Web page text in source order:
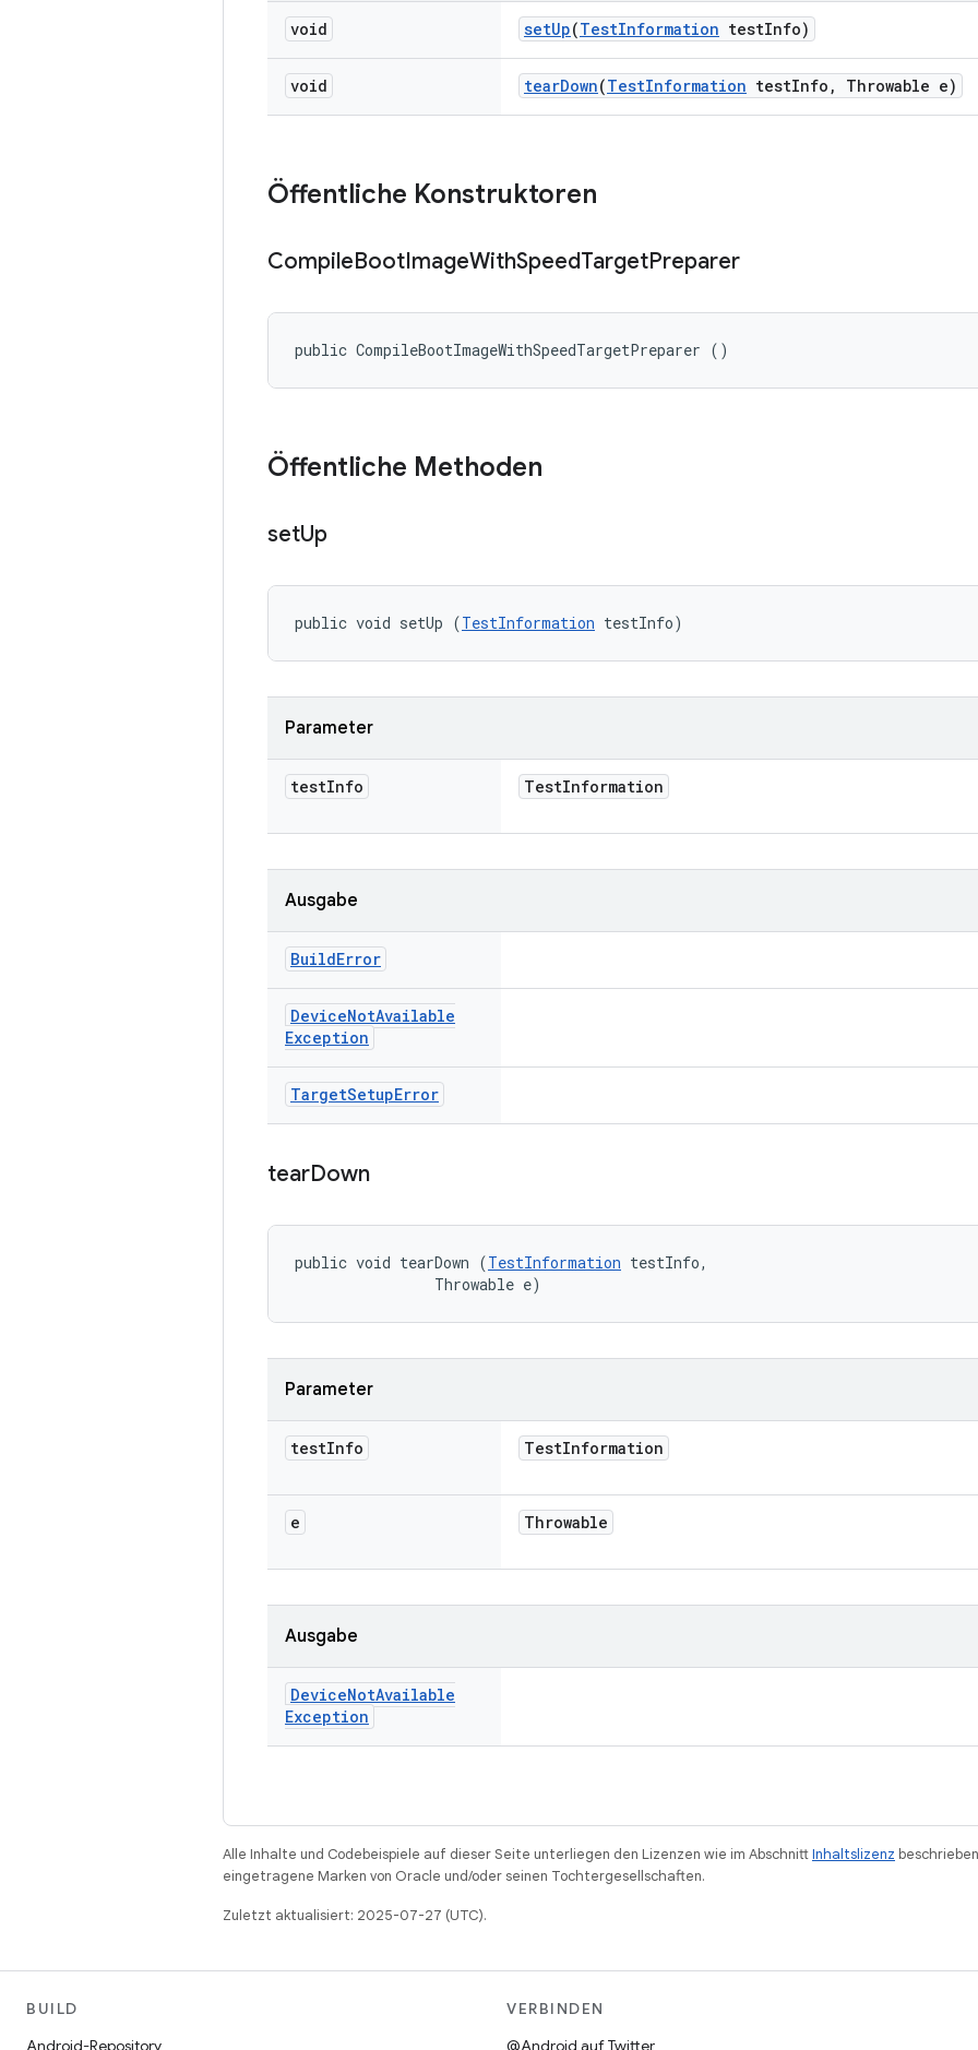
void setUp(TestInformation testInfo)
void tearDown(TestInformation testInfo , Throwable e)
Öffentliche Konstruktoren
CompileBootImageWithSpeedTargetPreparer
public CompileBootImageWithSpeedTargetPreparer ()
Öffentliche Methoden
setUp
public void setUp (TestInformation testInfo)
Parameter
testInfo TestInformation
Ausgabe
BuildError
DeviceNotAvailable
Exception
TargetSetupError
tearDown
public void tearDown (TestInformation testInfo,
                Throwable e)
Parameter
testInfo TestInformation
e Throwable
Ausgabe
DeviceNotAvailable
Exception
Alle Inhalte und Codebeispiele auf dieser Seite unterliegen den Lizenzen wie im AbschnittInhaltslizenz
eingetragene Marken von Oracle und/oder seinen Tochtergesellschaften.
Zuletzt aktualisiert: 2025-07-27 (UTC).
BUILD
Android-Repository
VERBINDEN
@Android auf Twitter